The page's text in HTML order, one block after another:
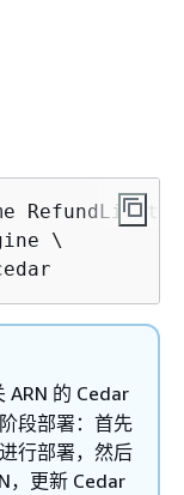
RefundLimit \
\
ARN 的 Cedar
段部署：首先
行部署，然后
，更新 Cedar